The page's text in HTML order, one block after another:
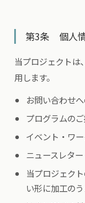
第3条 個人
当プロジェクトは
用します。
お問い合わせ
プログラムの
イベント・ワ
ニュースレタ
当プロジェク
い形に加工のう